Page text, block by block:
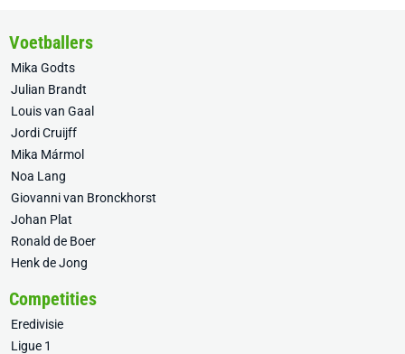
Voetballers
Mika Godts
Julian Brandt
Louis van Gaal
Jordi Cruijff
Mika Mármol
Noa Lang
Giovanni van Bronckhorst
Johan Plat
Ronald de Boer
Henk de Jong
Competities
Eredivisie
Ligue 1